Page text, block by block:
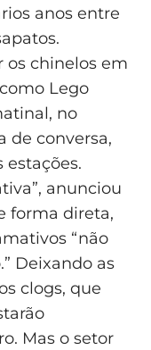
anos entre
os chinelos em
Lego
no
de conversa,
estações.
anunciou
forma direta,
“não
Deixando as
clogs, que
Mas o setor